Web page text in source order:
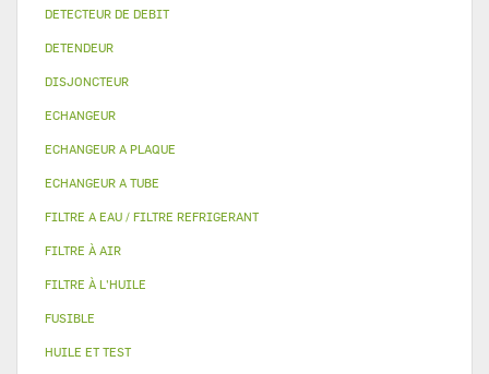
DETECTEUR DE DEBIT
DETENDEUR
DISJONCTEUR
ECHANGEUR
ECHANGEUR A PLAQUE
ECHANGEUR A TUBE
FILTRE A EAU / FILTRE REFRIGERANT
FILTRE À AIR
FILTRE À L'HUILE
FUSIBLE
HUILE ET TEST